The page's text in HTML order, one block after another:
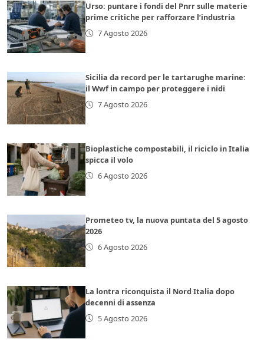
Urso: puntare i fondi del Pnrr sulle materie
prime critiche per rafforzare l’industria
7 Agosto 2026
Sicilia da record per le tartarughe marine:
il Wwf in campo per proteggere i nidi
7 Agosto 2026
Bioplastiche compostabili, il riciclo in Italia
spicca il volo
6 Agosto 2026
Prometeo tv, la nuova puntata del 5 agosto
2026
6 Agosto 2026
La lontra riconquista il Nord Italia dopo
decenni di assenza
5 Agosto 2026